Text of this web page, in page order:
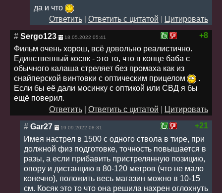
да и что
Ответить
Ответить с цитатой
Цитировать
+8
# Sergo123 18.05.2022 05:41
Фильм очень хорош, всё довольно реалистично.
Единственный косяк - это то, что в конце баба с
обычного калаша стреляет без промаха как из
снайперской винтовки с оптическим прицелом
.
Если бы её дали мосинку с оптикой или СВД я бы
ещё поверил.
Ответить
Ответить с цитатой
Цитировать
+21
# Gar27 19.09.2022 08:31
Имея настрел в 1500 с одного ствола в тире, при
должной физ подготовке, точность повышается в
разы, а если прибавить пристрелянную позицию,
опору и дистанцию в 80-120 метров (что не мало
конечно), положить весь магазин можно в 10-15
см. Косяк это то что она решила нахрен оглохнуть